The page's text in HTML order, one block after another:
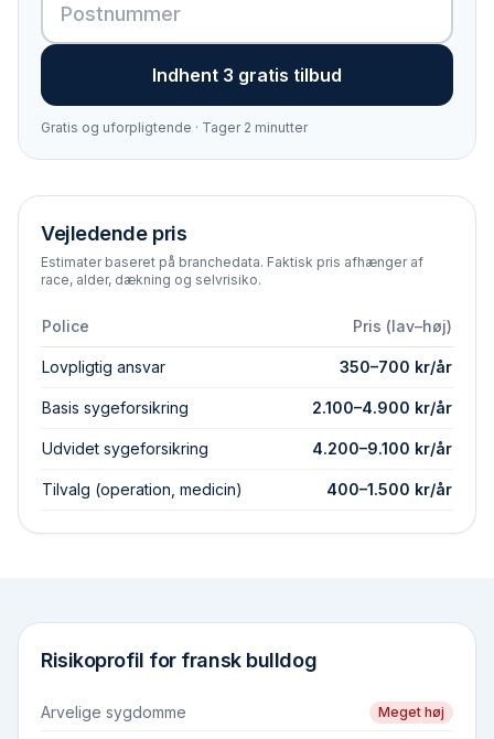
Indhent 3 gratis tilbud
Gratis og uforpligtende · Tager 2 minutter
Vejledende pris
Estimater baseret på branchedata. Faktisk pris afhænger af
race, alder, dækning og selvrisiko.
Police Pris (lav–høj)
Lovpligtig ansvar 350–700 kr/år
Basis syge­forsikring 2.100–4.900 kr/år
Udvidet syge­forsikring 4.200–9.100 kr/år
Tilvalg (operation, medicin) 400–1.500 kr/år
Risikoprofil for fransk bulldog
Arvelige sygdomme Meget høj